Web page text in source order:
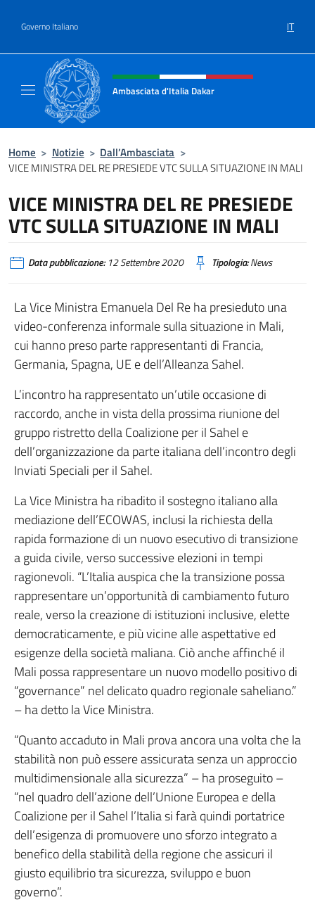
Governo Italiano IT
Intestazione sito, social e menù
Ambasciata d'Italia Dakar
Home > Notizie > Dall’Ambasciata >
VICE MINISTRA DEL RE PRESIEDE VTC SULLA SITUAZIONE IN MALI
VICE MINISTRA DEL RE PRESIEDE
VTC SULLA SITUAZIONE IN MALI
Data pubblicazione:12 Settembre 2020 Tipologia:News
La Vice Ministra Emanuela Del Re ha presieduto una
video-conferenza informale sulla situazione in Mali,
cui hanno preso parte rappresentanti di Francia,
Germania, Spagna, UE e dell’Alleanza Sahel.
L’incontro ha rappresentato un’utile occasione di
raccordo, anche in vista della prossima riunione del
gruppo ristretto della Coalizione per il Sahel e
dell’organizzazione da parte italiana dell’incontro degli
Inviati Speciali per il Sahel.
La Vice Ministra ha ribadito il sostegno italiano alla
mediazione dell’ECOWAS, inclusi la richiesta della
rapida formazione di un nuovo esecutivo di transizione
a guida civile, verso successive elezioni in tempi
ragionevoli. “L’Italia auspica che la transizione possa
rappresentare un’opportunità di cambiamento futuro
reale, verso la creazione di istituzioni inclusive, elette
democraticamente, e più vicine alle aspettative ed
esigenze della società maliana. Ciò anche affinché il
Mali possa rappresentare un nuovo modello positivo di
“governance” nel delicato quadro regionale saheliano.”
– ha detto la Vice Ministra.
“Quanto accaduto in Mali prova ancora una volta che la
stabilità non può essere assicurata senza un approccio
multidimensionale alla sicurezza” – ha proseguito –
“nel quadro dell’azione dell’Unione Europea e della
Coalizione per il Sahel l’Italia si farà quindi portatrice
dell’esigenza di promuovere uno sforzo integrato a
benefico della stabilità della regione che assicuri il
giusto equilibrio tra sicurezza, sviluppo e buon
governo”.